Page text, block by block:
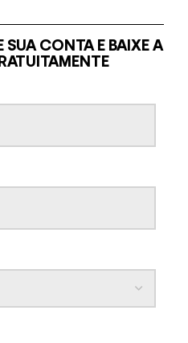
SUA CONTA E BAIXE A